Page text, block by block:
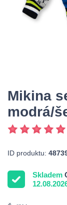
Mikina
modrá/
ID produktu:
Skladem